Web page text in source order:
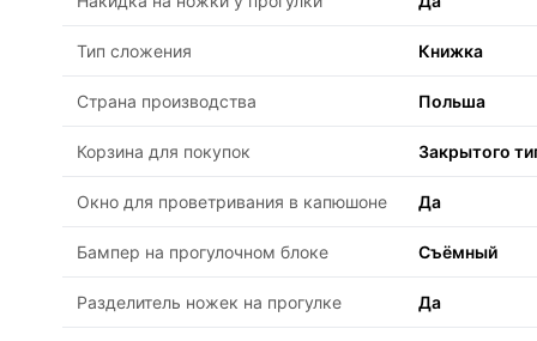
Тип сложения Книжка
Страна производства Польша
Корзина для покупок Закрытого
Окно для проветривания в капюшоне Да
Бампер на прогулочном блоке Съёмный
Разделитель ножек на прогулке Да